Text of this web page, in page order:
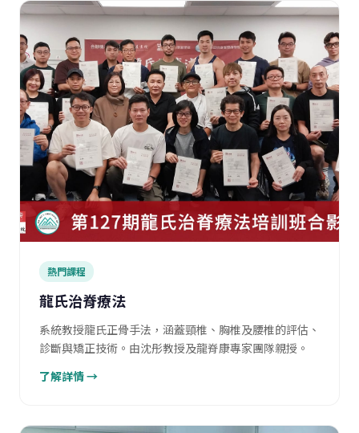
熱門課程
龍氏治脊療法
系統教授龍氏正骨手法，涵蓋頸椎、胸椎及腰椎的評估、
診斷與矯正技術。由沈彤教授及龍脊康專家團隊親授。
了解詳情 →